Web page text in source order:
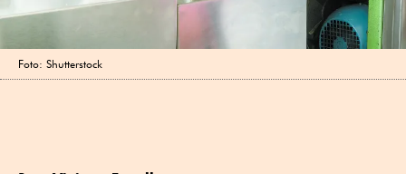
Foto: Shutterstock